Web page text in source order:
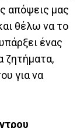
απόψεις μας
θέλω να το
ένας
ζητήματα,
για να